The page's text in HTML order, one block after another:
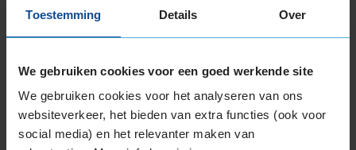
Toestemming Details Over
We gebruiken cookies voor een goed werkende site
We gebruiken cookies voor het analyseren van ons
websiteverkeer, het bieden van extra functies (ook voor
social media) en het relevanter maken van
Bandengarantieplan
Item